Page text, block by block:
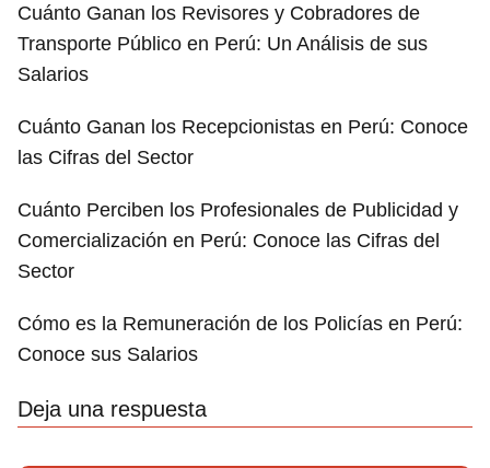
Cuánto Ganan los Revisores y Cobradores de
Transporte Público en Perú: Un Análisis de sus
Salarios
Cuánto Ganan los Recepcionistas en Perú: Conoce
las Cifras del Sector
Cuánto Perciben los Profesionales de Publicidad y
Comercialización en Perú: Conoce las Cifras del
Sector
Cómo es la Remuneración de los Policías en Perú:
Conoce sus Salarios
Deja una respuesta